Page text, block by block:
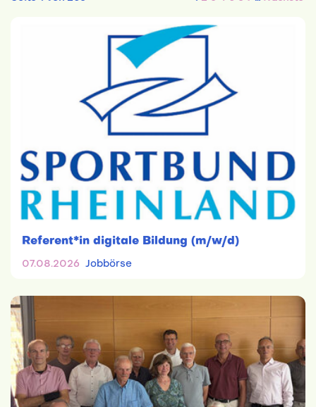
Referent*in digitale Bildung (m/w/d)
07.08.2026 Jobbörse